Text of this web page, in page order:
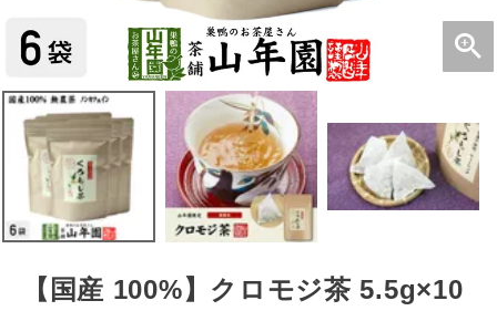
【国産 100%】クロモジ茶 5.5g×10